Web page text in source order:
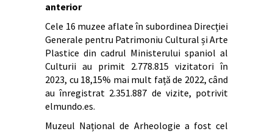
anterior
Cele 16 muzee aflate în subordinea Direcției
Generale pentru Patrimoniu Cultural și Arte
Plastice din cadrul Ministerului spaniol al
Culturii au primit 2.778.815 vizitatori în
2023, cu 18,15% mai mult față de 2022, când
au înregistrat 2.351.887 de vizite, potrivit
elmundo.es.
Muzeul Național de Arheologie a fost cel